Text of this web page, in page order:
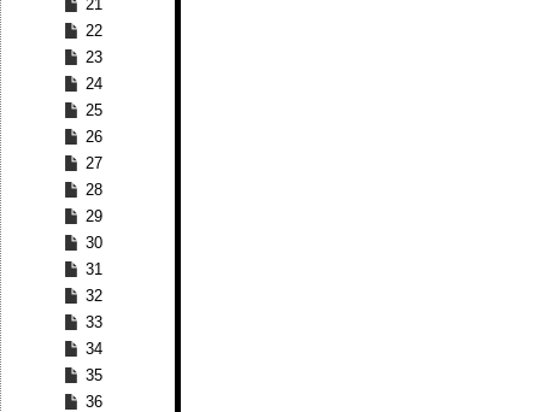
21
22
23
24
25
26
27
28
29
30
31
32
33
34
35
36